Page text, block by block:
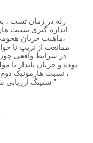
رله در زمان تست ،
اندازه گیری نسبت
،ماهیت جریان
ممانعت از تریپ نا
در شرایط واقعی چون
بوده و جریان پایدار با
، نسبت هارمونیک
ستینگ ارزیابی